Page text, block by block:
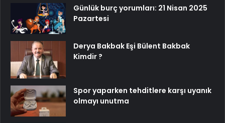
Günlük burç yorumları: 21 Nisan 2025
Pazartesi
Derya Bakbak Eşi Bülent Bakbak
Kimdir ?
Spor yaparken tehditlere karşı uyanık
olmayı unutma